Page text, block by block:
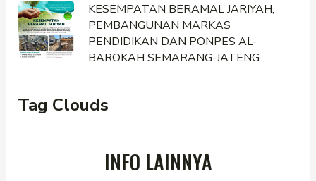
KESEMPATAN BERAMAL JARIYAH,
PEMBANGUNAN MARKAS
PENDIDIKAN DAN PONPES AL-
BAROKAH SEMARANG-JATENG
Tag Clouds
INFO LAINNYA